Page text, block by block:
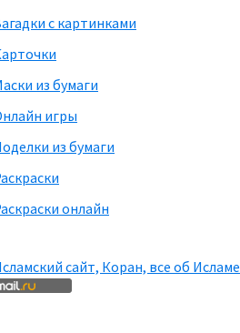
с картинками
из бумаги
игры
из бумаги
онлайн
сайт, Коран, все об Исламе